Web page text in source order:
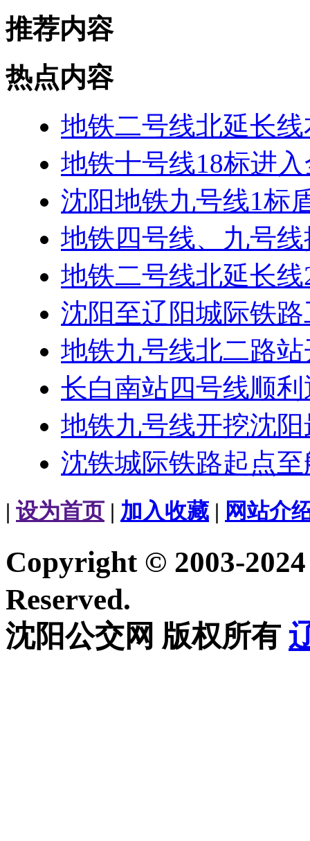
推荐内容
热点内容
地铁二号线北延长
地铁十号线18标进
沈阳地铁九号线1标
地铁四号线、九号
地铁二号线北延长
沈阳至辽阳城际铁
地铁九号线北二路
长白南站四号线顺
地铁九号线开挖沈
沈铁城际铁路起点
| 设为首页 | 加入收藏 | 网站介
Copyright © 2003-
Reserved.
沈阳公交网 版权所有